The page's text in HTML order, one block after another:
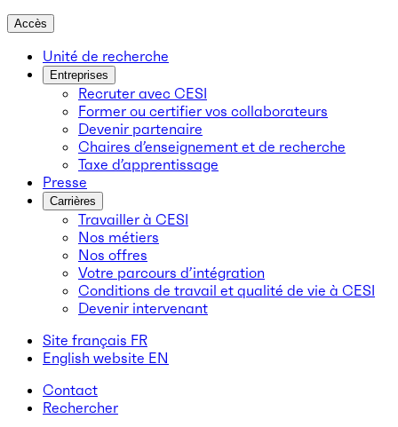
Accès
Unité de recherche
Entreprises
Recruter avec CESI
Former ou certifier vos collaborateurs
Devenir partenaire
Chaires d’enseignement et de recherche
Taxe d’apprentissage
Presse
Carrières
Travailler à CESI
Nos métiers
Nos offres
Votre parcours d’intégration
Conditions de travail et qualité de vie à CESI
Devenir intervenant
Site français FR
English website EN
Contact
Rechercher